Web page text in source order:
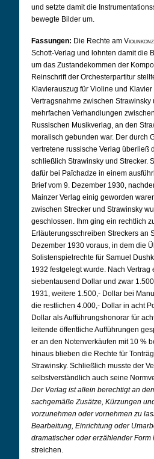
und setzte damit die
bewegte Bilder um.
Fassungen: Die Rechte am
Schott-Verlag und lohnten damit die
um das Zustandekommen der
Reinschrift der Orchesterpartitur
Klavierauszug für Violine und Klavier
Vertragsnahme zwischen Strawinsky
mehrfachen Verhandlungen
Russischen Musikverlag, an den
moralisch gebunden war. Der durch
vertretene russische Verlag überließ
schließlich Strawinsky und Strecker.
dafür bei Païchadze in einem
Brief vom 9. Dezember 1930,
Mainzer Verlag einig geworden
zwischen Strecker und Strawinsky
geschlossen. Ihm ging ein rechtlich
Erläuterungsschreiben Streckers an
Dezember 1930 voraus, in dem die
Solistenspielrechte für Samuel
1932 festgelegt wurde. Nach Vertrag
siebentausend Dollar und zwar
1931, weitere 1.500,- Dollar bei
die restlichen 4.000,- Dollar in acht
Dollar als Aufführungshonorar für
leitende öffentliche Aufführungen
er an den Notenverkäufen mit 10 %
hinaus blieben die Rechte für
Strawinsky. Schließlich musste der
selbstverständlich auch seine
Der Verlag ist allein berechtigt an
sachgemäße Zusätze, Kürzungen
vorzunehmen oder vornehmen zu
Bearbeitung, Einrichtung oder
dramatischer oder erzählender Form
streichen.